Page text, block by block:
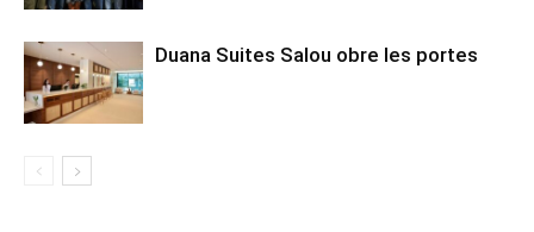
Duana Suites Salou obre les portes